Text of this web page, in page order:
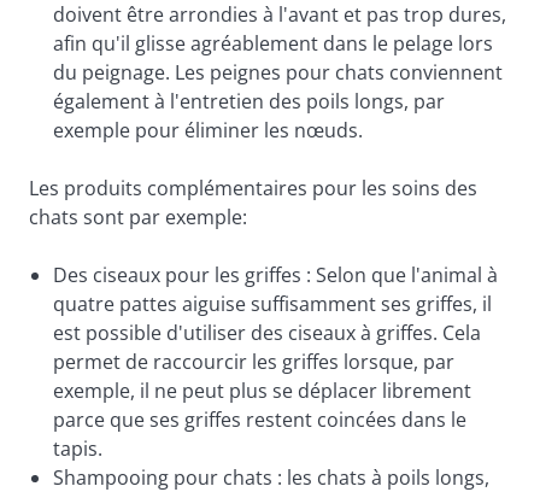
doivent être arrondies à l'avant et pas trop dures,
afin qu'il glisse agréablement dans le pelage lors
du peignage. Les peignes pour chats conviennent
également à l'entretien des poils longs, par
exemple pour éliminer les nœuds.
Les produits complémentaires pour les soins des
chats sont par exemple:
Des ciseaux pour les griffes : Selon que l'animal à
quatre pattes aiguise suffisamment ses griffes, il
est possible d'utiliser des ciseaux à griffes. Cela
permet de raccourcir les griffes lorsque, par
exemple, il ne peut plus se déplacer librement
parce que ses griffes restent coincées dans le
tapis.
Shampooing pour chats : les chats à poils longs,